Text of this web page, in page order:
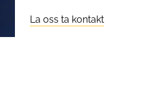
La oss ta kontakt